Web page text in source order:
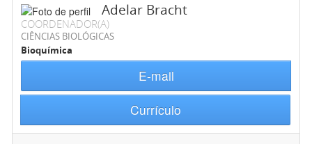
Adelar Bracht
COORDENADOR(A)
CIÊNCIAS BIOLÓGICAS
Bioquímica
E-mail
Currículo